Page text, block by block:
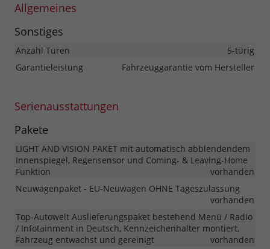
Allgemeines
Sonstiges
Anzahl Türen
5-türig
Garantieleistung
Fahrzeuggarantie vom Hersteller
Serienausstattungen
Pakete
LIGHT AND VISION PAKET mit automatisch abblendendem
Innenspiegel, Regensensor und Coming- & Leaving-Home
Funktion
vorhanden
Neuwagenpaket - EU-Neuwagen OHNE Tageszulassung
vorhanden
Top-Autowelt Auslieferungspaket bestehend Menü / Radio
/ Infotainment in Deutsch, Kennzeichenhalter montiert,
Fahrzeug entwachst und gereinigt
vorhanden